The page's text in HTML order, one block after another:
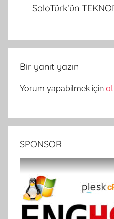
SoloTürk’ün
Bir yanıt yazın
Yorum yapabilmek için
SPONSOR